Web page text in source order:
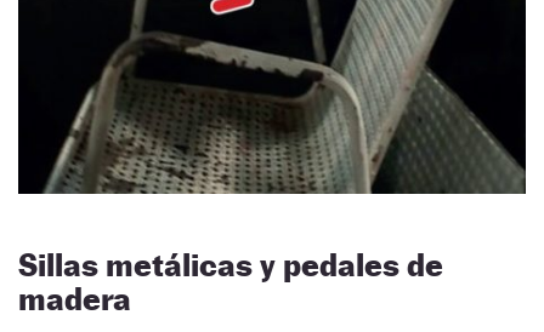
Sillas metálicas y pedales de
madera